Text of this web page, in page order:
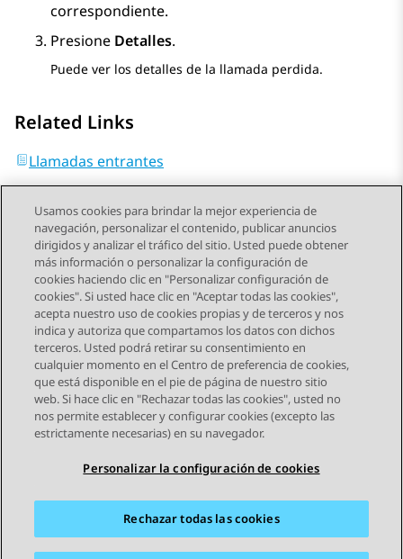
correspondiente.
Presione Detalles.
Puede ver los detalles de la llamada perdida.
Related Links
Llamadas entrantes
Send Feedback
Navegación de tema
Tema anterior Tema siguiente
STAY CONNECTED
Mapa del sitio Condiciones de Uso
Privacidad
Usamos cookies para brindar la mejor experiencia de
navegación, personalizar el contenido, publicar anuncios
dirigidos y analizar el tráfico del sitio. Usted puede obtener
más información o personalizar la configuración de
cookies haciendo clic en "Personalizar configuración de
cookies". Si usted hace clic en "Aceptar todas las cookies",
acepta nuestro uso de cookies propias y de terceros y nos
indica y autoriza que compartamos los datos con dichos
terceros. Usted podrá retirar su consentimiento en
cualquier momento en el Centro de preferencia de cookies,
que está disponible en el pie de página de nuestro sitio
web. Si hace clic en "Rechazar todas las cookies", usted no
nos permite establecer y configurar cookies (excepto las
estrictamente necesarias) en su navegador.
Personalizar la configuración de cookies
Rechazar todas las cookies